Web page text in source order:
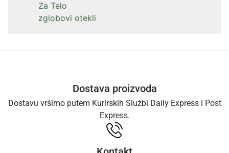
Za Telo
zglobovi otekli
Dostava proizvoda
Dostavu vršimo putem Kurirskih Službi Daily Express i Post
Express.